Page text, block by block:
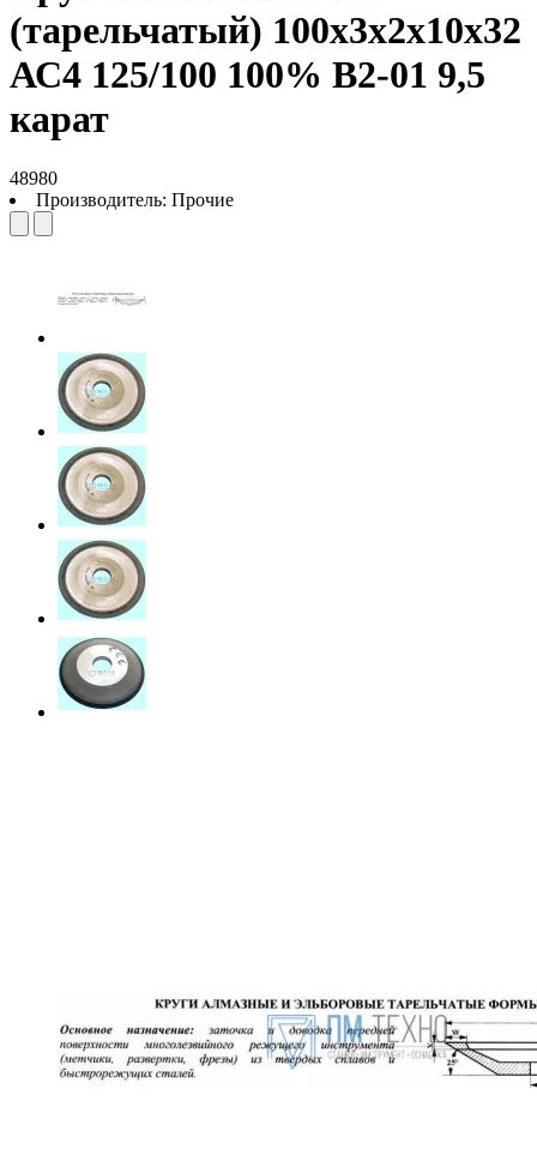
(тарельчатый) 100х3х2х10х32
АС4 125/100 100% В2-01 9,5
карат
48980
Производитель: Прочие